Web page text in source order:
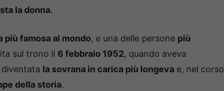
la donna.
più famosa al mondo, e una delle persone più
sul trono il 6 febbraio 1952, quando aveva
diventata la sovrana in carica più longeva e, nel corso
della storia.